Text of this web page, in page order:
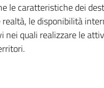
le caratteristiche dei
le disponibilità
quali realizzare le